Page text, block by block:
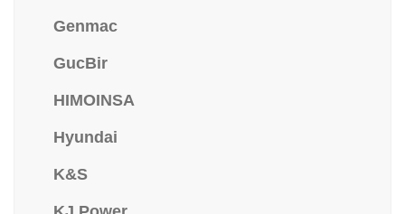
Genmac
GucBir
HIMOINSA
Hyundai
K&S